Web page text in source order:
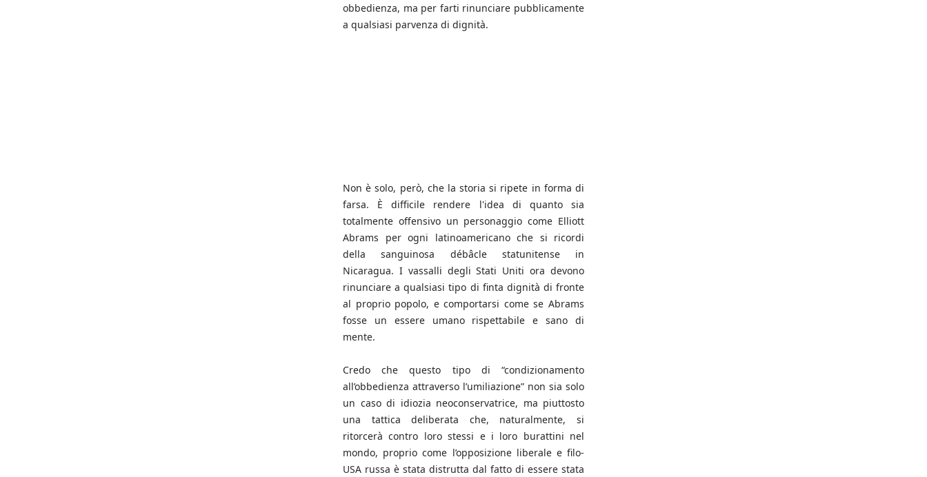
obbedienza, ma per farti rinunciare pubblicamente
a qualsiasi parvenza di dignità.
Non è solo, però, che la storia si ripete in forma di
farsa. È difficile rendere l'idea di quanto sia
totalmente offensivo un personaggio come Elliott
Abrams per ogni latinoamericano che si ricordi
della sanguinosa débâcle statunitense in
Nicaragua. I vassalli degli Stati Uniti ora devono
rinunciare a qualsiasi tipo di finta dignità di fronte
al proprio popolo, e comportarsi come se Abrams
fosse un essere umano rispettabile e sano di
mente.
Credo che questo tipo di “condizionamento
all’obbedienza attraverso l’umiliazione” non sia solo
un caso di idiozia neoconservatrice, ma piuttosto
una tattica deliberata che, naturalmente, si
ritorcerà contro loro stessi e i loro burattini nel
mondo, proprio come l’opposizione liberale e filo-
USA russa è stata distrutta dal fatto di essere stata